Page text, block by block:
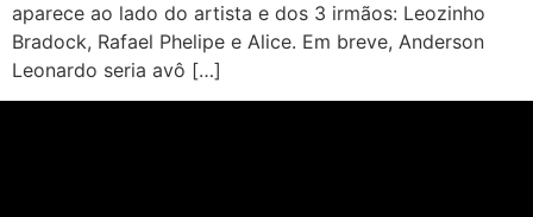
aparece ao lado do artista e dos 3 irmãos: Leozinho
Bradock, Rafael Phelipe e Alice. Em breve, Anderson
Leonardo seria avô […]